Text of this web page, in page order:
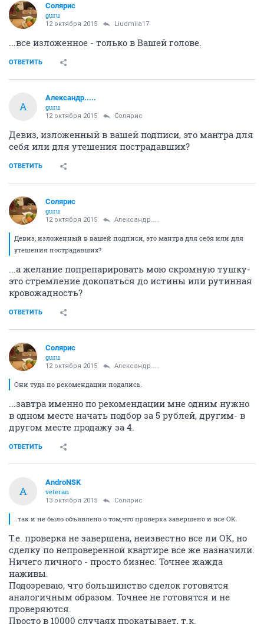
Солярис
guru
12 октября 2015 Liudmila17
...все изложенное - только в Вашей голове.
ОТВЕТИТЬ
А
Александр.....
guru
12 октября 2015 Солярис
Девиз, изложенный в вашей подписи, это мантра для
себя или для утешения пострадавших?
ОТВЕТИТЬ
Солярис
guru
12 октября 2015 Александр.....
Девиз, изложенный в вашей подписи, это мантра для себя или для
утешения пострадавших?
...а желание попрепарировать мою скромную тушку-
это стремление докопаться до истины или рутинная
кровожадность?
ОТВЕТИТЬ
Солярис
guru
12 октября 2015 Александр.....
Они туда по рекомендации подались.
...завтра именно по рекомендации мне одним нужно
в одном месте начать подбор за 5 рублей, другим- в
другом месте продажу за 4.
ОТВЕТИТЬ
A
AndroNSK
veteran
13 октября 2015 Солярис
..так и не было объявлено о том,что проверка завершено и все ОК.
Т.е. проверка не завершена, неизвестно все ли ОК, но
сделку по непроверенной квартире все же назначили.
Ничего личного - просто бизнес. Точнее жажда
наживы.
Подозреваю, что большинство сделок готовятся
аналогичным образом. Точнее не готовятся и не
проверяются.
Просто в 10000 случаях прокатывает, т.к.